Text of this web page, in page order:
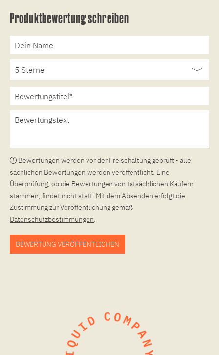
Produktbewertung schreiben
Bewertungen werden vor der Freischaltung geprüft - alle
sachlichen Bewertungen werden veröffentlicht. Eine
Überprüfung, ob die Bewertungen von tatsächlichen Käufern
stammen, findet nicht statt. Mit dem Absenden erfolgt die
Zustimmung zur Veröffentlichung gemäß
Datenschutzbestimmungen.
BEWERTUNG VERÖFFENTLICHEN